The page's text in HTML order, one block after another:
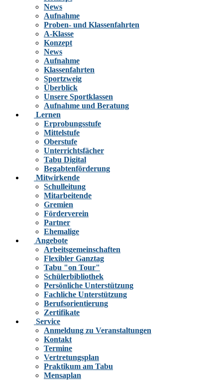
News
Aufnahme
Proben- und Klassenfahrten
A-Klasse
Konzept
News
Aufnahme
Klassenfahrten
Sportzweig
Überblick
Unsere Sportklassen
Aufnahme und Beratung
Lernen
Erprobungsstufe
Mittelstufe
Oberstufe
Unterrichtsfächer
Tabu Digital
Begabtenförderung
Mitwirkende
Schulleitung
Mitarbeitende
Gremien
Förderverein
Partner
Ehemalige
Angebote
Arbeitsgemeinschaften
Flexibler Ganztag
Tabu "on Tour"
Schülerbibliothek
Persönliche Unterstützung
Fachliche Unterstützung
Berufsorientierung
Zertifikate
Service
Anmeldung zu Veranstaltungen
Kontakt
Termine
Vertretungsplan
Praktikum am Tabu
Mensaplan